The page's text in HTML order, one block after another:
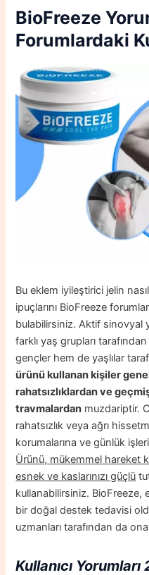
BioFreeze
Forumlardaki
Bu eklem iyileştirici jelin
ipuçlarını BioFreeze
bulabilirsiniz. Aktif sinovyal
farklı yaş grupları
gençler hem de yaşlılar
ürünü kullanan kişiler
rahatsızlıklardan ve
travmalardan muzdariptir.
rahatsızlık veya ağrı
korumalarına ve günlük
Ürünü, mükemmel hareket
esnek ve kaslarınızı güçlü
kullanabilirsiniz. BioFreeze,
bir doğal destek tedavisi
uzmanları tarafından da
Kullanıcı